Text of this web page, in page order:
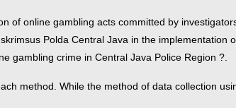
of online gambling acts committed by
Polda Central Java in the implementation
gambling crime in Central Java Police Region ?.
method. While the method of data collection